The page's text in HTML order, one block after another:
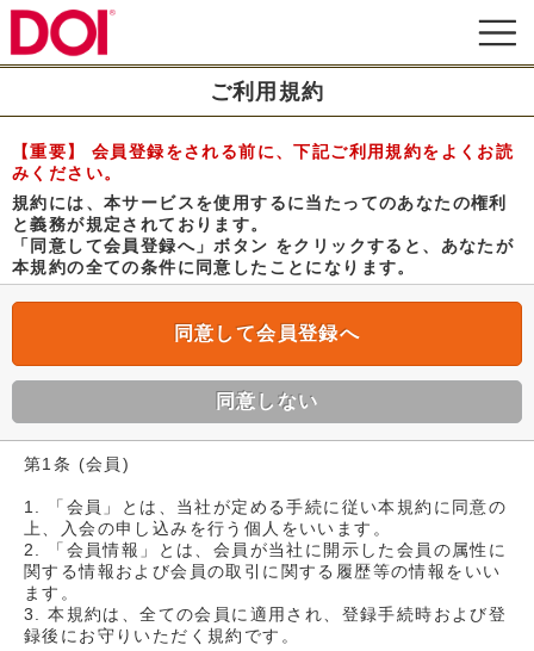
ご利用規約
【重要】 会員登録をされる前に、下記ご利用規約をよくお読
みください。
規約には、本サービスを使用するに当たってのあなたの権利
と義務が規定されております。
「同意して会員登録へ」ボタン をクリックすると、あなたが
本規約の全ての条件に同意したことになります。
同意して会員登録へ
同意しない
第1条 (会員)
1. 「会員」とは、当社が定める手続に従い本規約に同意の
上、入会の申し込みを行う個人をいいます。
2. 「会員情報」とは、会員が当社に開示した会員の属性に
関する情報および会員の取引に関する履歴等の情報をいい
ます。
3. 本規約は、全ての会員に適用され、登録手続時および登
録後にお守りいただく規約です。